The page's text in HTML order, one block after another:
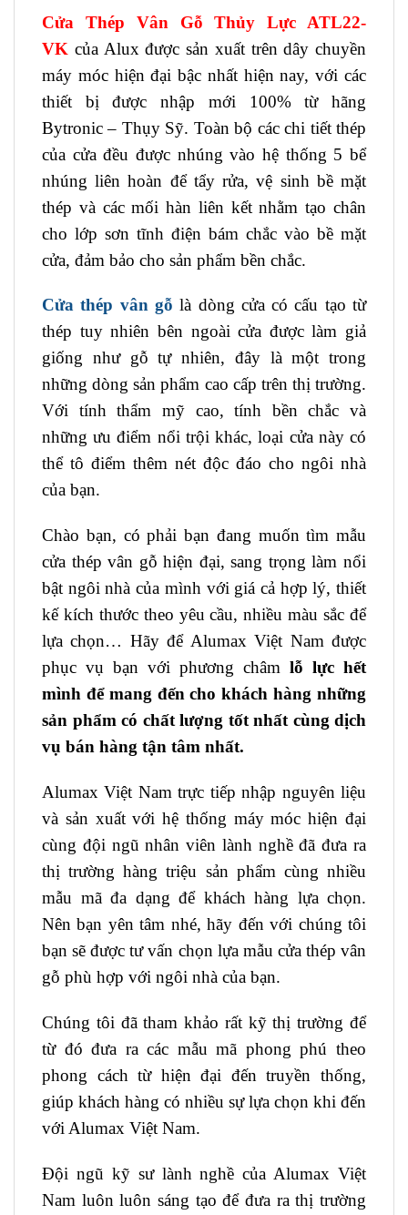
Cửa Thép Vân Gỗ Thủy Lực ATL22-
VK của Alux được sản xuất trên dây chuyền
máy móc hiện đại bậc nhất hiện nay, với các
thiết bị được nhập mới 100% từ hãng
Bytronic – Thụy Sỹ. Toàn bộ các chi tiết thép
của cửa đều được nhúng vào hệ thống 5 bể
nhúng liên hoàn để tẩy rửa, vệ sinh bề mặt
thép và các mối hàn liên kết nhằm tạo chân
cho lớp sơn tĩnh điện bám chắc vào bề mặt
cửa, đảm bảo cho sản phẩm bền chắc.
Cửa thép vân gỗ là dòng cửa có cấu tạo từ
thép tuy nhiên bên ngoài cửa được làm giả
giống như gỗ tự nhiên, đây là một trong
những dòng sản phẩm cao cấp trên thị trường.
Với tính thẩm mỹ cao, tính bền chắc và
những ưu điểm nổi trội khác, loại cửa này có
thể tô điểm thêm nét độc đáo cho ngôi nhà
của bạn.
Chào bạn, có phải bạn đang muốn tìm mẫu
cửa thép vân gỗ hiện đại, sang trọng làm nổi
bật ngôi nhà của mình với giá cả hợp lý, thiết
kế kích thước theo yêu cầu, nhiều màu sắc để
lựa chọn… Hãy để Alumax Việt Nam được
phục vụ bạn với phương châm lỗ lực hết
mình để mang đến cho khách hàng những
sản phẩm có chất lượng tốt nhất cùng dịch
vụ bán hàng tận tâm nhất.
Alumax Việt Nam trực tiếp nhập nguyên liệu
và sản xuất với hệ thống máy móc hiện đại
cùng đội ngũ nhân viên lành nghề đã đưa ra
thị trường hàng triệu sản phẩm cùng nhiều
mẫu mã đa dạng để khách hàng lựa chọn.
Nên bạn yên tâm nhé, hãy đến với chúng tôi
bạn sẽ được tư vấn chọn lựa mẫu cửa thép vân
gỗ phù hợp với ngôi nhà của bạn.
Chúng tôi đã tham khảo rất kỹ thị trường để
từ đó đưa ra các mẫu mã phong phú theo
phong cách từ hiện đại đến truyền thống,
giúp khách hàng có nhiều sự lựa chọn khi đến
với Alumax Việt Nam.
Đội ngũ kỹ sư lành nghề của Alumax Việt
Nam luôn luôn sáng tạo để đưa ra thị trường